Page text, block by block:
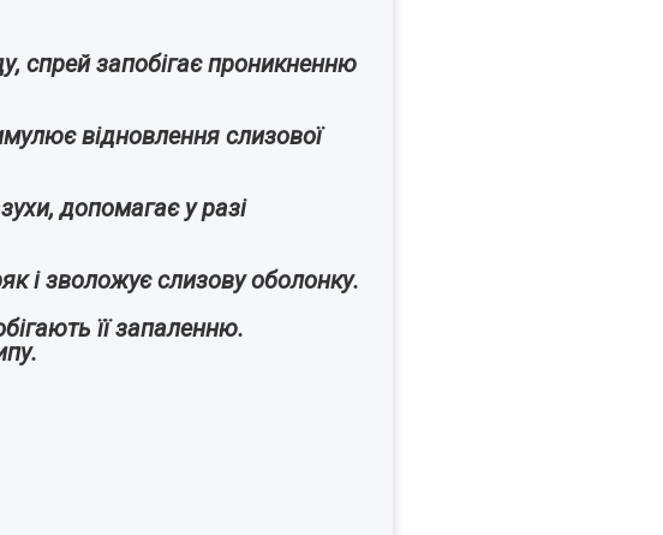
спрей запобігає проникненню
відновлення слизової
допомагає у разі
і зволожує слизову оболонку.
її запаленню.